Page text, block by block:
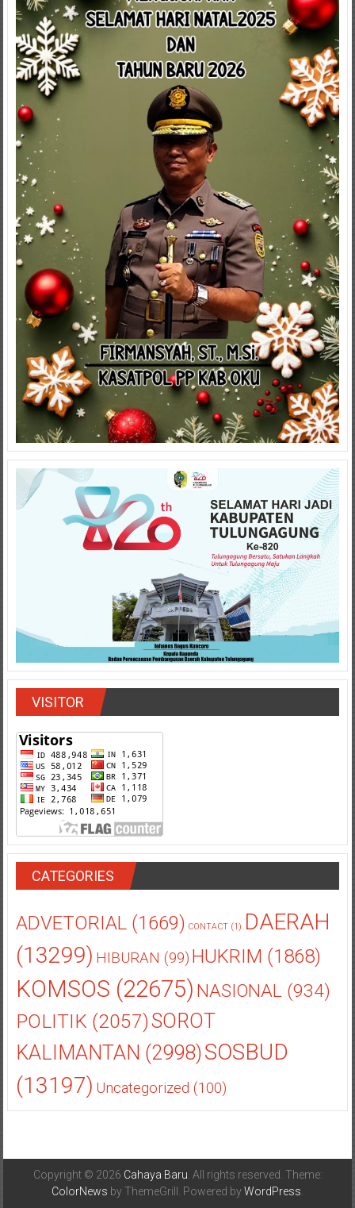
VISITOR
CATEGORIES
ADVETORIAL(1669) CONTACT(1) DAERAH
(13299) HIBURAN (99) HUKRIM (1868)
KOMSOS (22675) NASIONAL(934)
POLITIK(2057)SOROT
KALIMANTAN (2998)SOSBUD
(13197) Uncategorized (100)
Copyright © 2026 Cahaya Baru. All rights reserved. Theme:
ColorNews by ThemeGrill. Powered byWordPress.